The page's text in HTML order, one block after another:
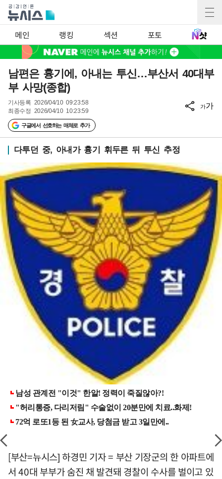
메인 랭킹 섹션 포토
남편은 흉기에, 아내는 투신…부산서 40대부
부 사망(종합)
기사등록 2026/04/10 09:23:58
최종수정 2026/04/10 10:23:59
구글에서 선호하는 매체로 추가
가가
다투던 중, 아내가 흉기 휘두른 뒤 투신 추정
[부산=뉴시스] 하경민 기자 = 부산 기장군의 한 아파트에
서 40대 부부가 숨진 채 발견돼 경찰이 수사를 벌이고 있